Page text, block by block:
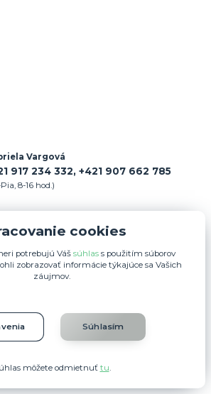
Vargová
917 234 332, +421 907 662 785
8-16 hod.)
Upravit sběr cookies.
Eshop-rychlo.sk
cookies
potrebujú Váš súhlas s použitím súborov
zobrazovať informácie týkajúce sa Vašich
záujmov.
Súhlasím
môžete odmietnuť tu.